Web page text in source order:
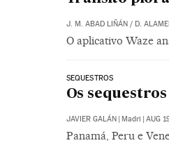
J. M. ABAD LIÑÁN/ D.
O aplicativo Waze
SEQUESTROS
Os
JAVIER GALÁN | Madri | AUG
Panamá, Peru e